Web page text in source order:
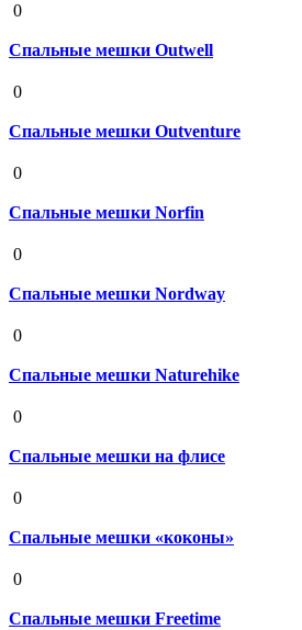
0
Спальные мешки Outwell
0
Спальные мешки Outventure
0
Спальные мешки Norfin
0
Спальные мешки Nordway
0
Спальные мешки Naturehike
0
Спальные мешки на флисе
0
Спальные мешки «коконы»
0
Спальные мешки Freetime